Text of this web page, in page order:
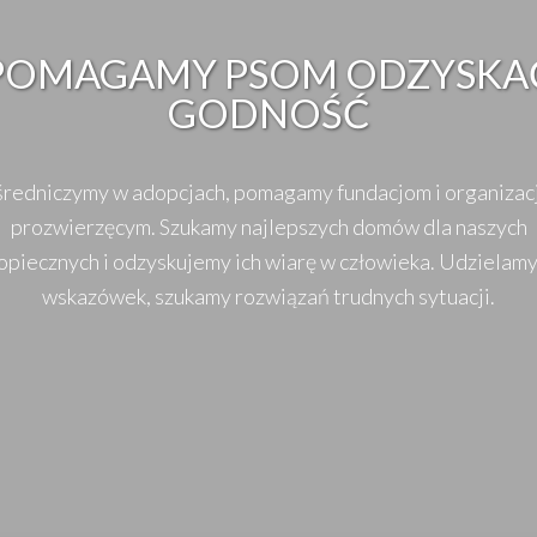
PSOM
GODNOŚĆ
w adopcjach, pomagamy fundacjom i
prozwierzęcym. Szukamy najlepszych domów dla naszych
i odzyskujemy ich wiarę w człowieka.
wskazówek, szukamy rozwiązań trudnych sytuacji.